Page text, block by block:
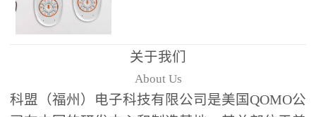
动需求：即时答题：支持
单选题、多选题、判断题
等基础题型，学生通过答
题器快速响应，系统实时
统计答题数据并生成可视
化图表，让教师瞬间掌握
关于我们
About Us
科盟（福州）电子科技有限公司是美国QOMO公